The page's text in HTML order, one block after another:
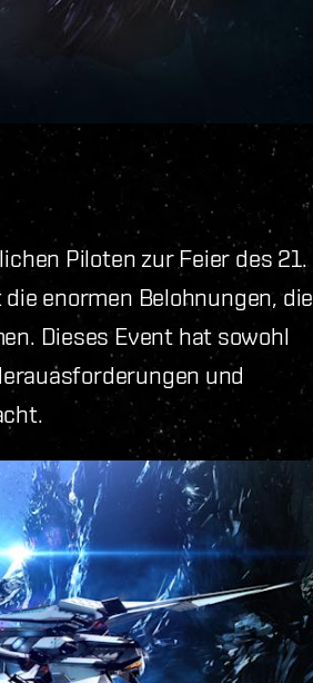
Piloten zur Feier des 21.
enormen Belohnungen, die
Dieses Event hat sowohl
und